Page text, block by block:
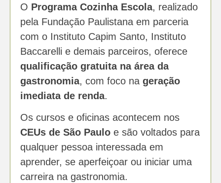
O Programa Cozinha Escola, realizado
pela Fundação Paulistana em parceria
com o Instituto Capim Santo, Instituto
Baccarelli e demais parceiros, oferece
qualificação gratuita na área da
gastronomia, com foco na geração
imediata de renda.
Os cursos e oficinas acontecem nos
CEUs de São Paulo e são voltados para
qualquer pessoa interessada em
aprender, se aperfeiçoar ou iniciar uma
carreira na gastronomia.